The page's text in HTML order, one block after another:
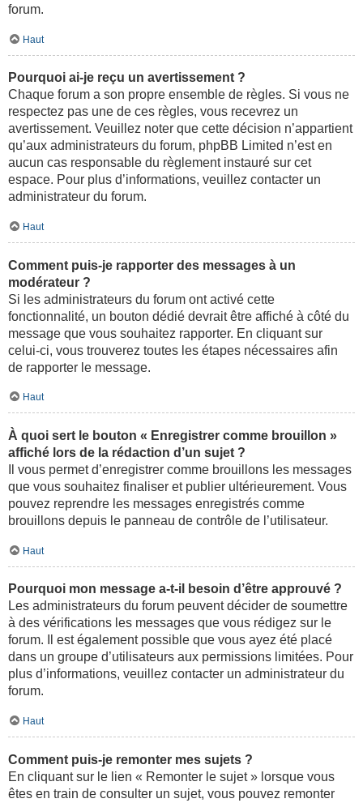
forum.
Haut
Pourquoi ai-je reçu un avertissement ?
Chaque forum a son propre ensemble de règles. Si vous ne
respectez pas une de ces règles, vous recevrez un
avertissement. Veuillez noter que cette décision n’appartient
qu’aux administrateurs du forum, phpBB Limited n’est en
aucun cas responsable du règlement instauré sur cet
espace. Pour plus d’informations, veuillez contacter un
administrateur du forum.
Haut
Comment puis-je rapporter des messages à un
modérateur ?
Si les administrateurs du forum ont activé cette
fonctionnalité, un bouton dédié devrait être affiché à côté du
message que vous souhaitez rapporter. En cliquant sur
celui-ci, vous trouverez toutes les étapes nécessaires afin
de rapporter le message.
Haut
À quoi sert le bouton « Enregistrer comme brouillon »
affiché lors de la rédaction d’un sujet ?
Il vous permet d’enregistrer comme brouillons les messages
que vous souhaitez finaliser et publier ultérieurement. Vous
pouvez reprendre les messages enregistrés comme
brouillons depuis le panneau de contrôle de l’utilisateur.
Haut
Pourquoi mon message a-t-il besoin d’être approuvé ?
Les administrateurs du forum peuvent décider de soumettre
à des vérifications les messages que vous rédigez sur le
forum. Il est également possible que vous ayez été placé
dans un groupe d’utilisateurs aux permissions limitées. Pour
plus d’informations, veuillez contacter un administrateur du
forum.
Haut
Comment puis-je remonter mes sujets ?
En cliquant sur le lien « Remonter le sujet » lorsque vous
êtes en train de consulter un sujet, vous pouvez remonter